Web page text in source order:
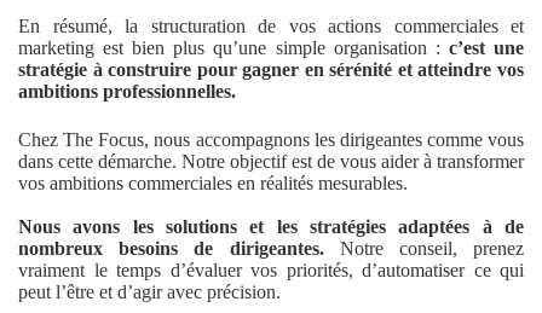
En résumé, la structuration de vos actions commerciales et
marketing est bien plus qu’une simple organisation : c’est une
stratégie à construire pour gagner en sérénité et atteindre vos
ambitions professionnelles.
Chez The Focus, nous accompagnons les dirigeantes comme vous
dans cette démarche. Notre objectif est de vous aider à transformer
vos ambitions commerciales en réalités mesurables.
Nous avons les solutions et les stratégies adaptées à de
nombreux besoins de dirigeantes. Notre conseil, prenez
vraiment le temps d’évaluer vos priorités, d’automatiser ce qui
peut l’être et d’agir avec précision.